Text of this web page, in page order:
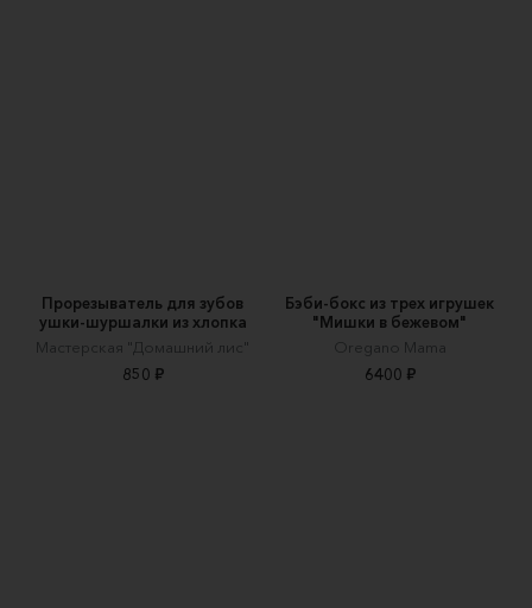
Прорезыватель для зубов
ушки-шуршалки из хлопка
Мастерская "Домашний лис"
850 ₽
Бэби-бокс из трех игрушек
"Мишки в бежевом"
Oregano Mama
6400 ₽